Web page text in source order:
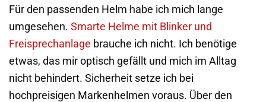
Für den passenden Helm habe ich mich lange
umgesehen. Smarte Helme mit Blinker und
Freisprechanlage brauche ich nicht. Ich benötige
etwas, das mir optisch gefällt und mich im Alltag
nicht behindert. Sicherheit setze ich bei
hochpreisigen Markenhelmen voraus. Über den